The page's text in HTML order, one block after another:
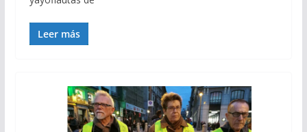
Leer más